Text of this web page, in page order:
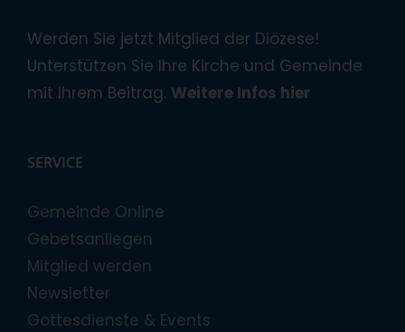
Werden Sie jetzt Mitglied der Diözese!
Unterstützen Sie Ihre Kirche und Gemeinde
mit Ihrem Beitrag. Weitere Infos hier
SERVICE
Gemeinde Online
Gebetsanliegen
Mitglied werden
Newsletter
Gottesdienste & Events